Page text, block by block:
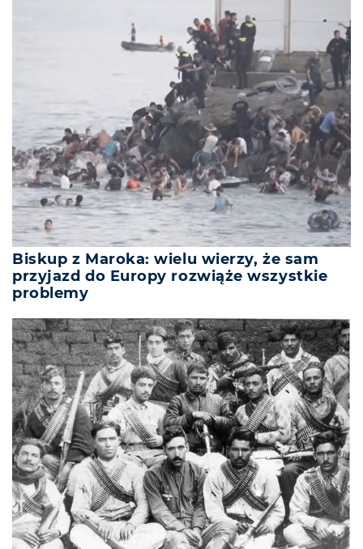
Biskup z Maroka: wielu wierzy, że sam
przyjazd do Europy rozwiąże wszystkie
problemy